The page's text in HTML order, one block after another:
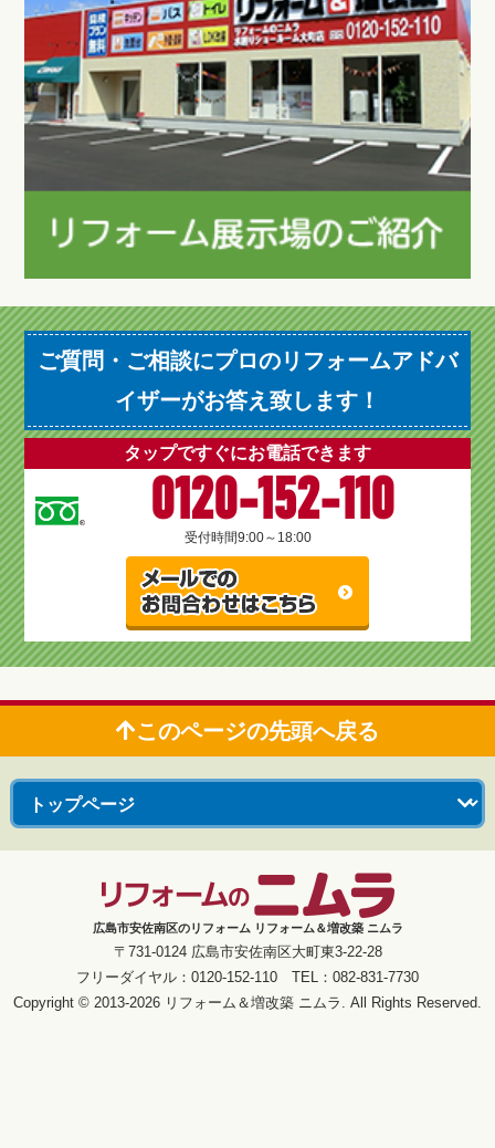
ご質問・ご相談にプロのリフォームアドバ
イザーがお答え致します！
タップですぐにお電話できます
0120-152-110
受付時間9:00～18:00
このページの先頭へ戻る
広島市安佐南区のリフォーム リフォーム＆増改築 ニムラ
〒731-0124 広島市安佐南区大町東3-22-28
フリーダイヤル：0120-152-110 TEL：082-831-7730
Copyright © 2013-2026 リフォーム＆増改築 ニムラ. All Rights Reserved.